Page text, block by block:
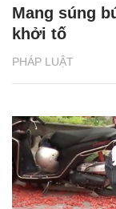
PHÁP LUẬT
Mang súng
khởi tố